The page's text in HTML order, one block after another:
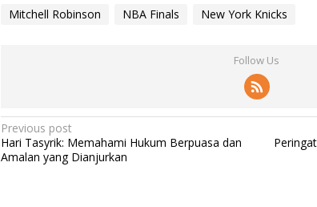
Mitchell Robinson
NBA Finals New York Knicks
Follow Us
P
o
Previous post
Hari Tasyrik: Memahami Hukum Berpuasa dan
Amalan yang Dianjurkan